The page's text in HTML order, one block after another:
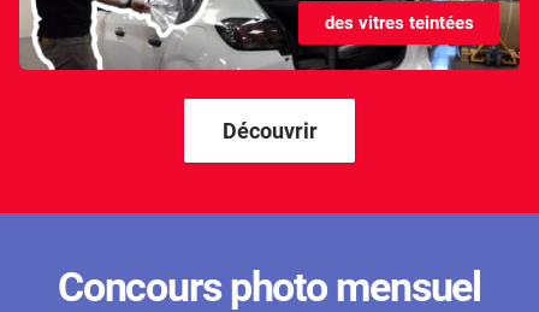
des vitres teintées
Découvrir
Concours photo mensuel